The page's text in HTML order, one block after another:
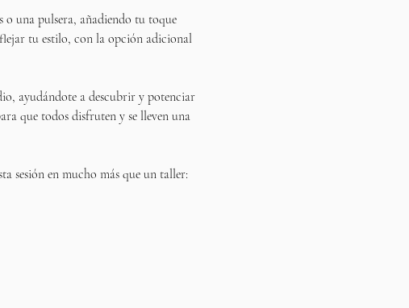
una pulsera, añadiendo tu toque
tu estilo, con la opción adicional
ayudándote a descubrir y potenciar
que todos disfruten y se lleven una
sesión en mucho más que un taller: